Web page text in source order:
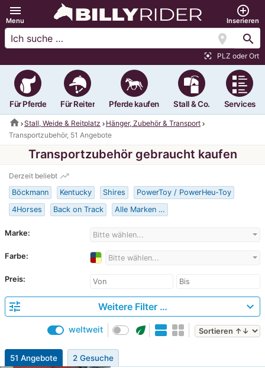
menu
Menu
add_circle_outline
Inserieren
location_on search
center_focus_strong PLZ oder Ort
Für Pferde Für Reiter Pferde kaufen Stall & Co. Services
home Stall, Weide & Reitplatz
Hänger, Zubehör & Transport
Transportzubehör, 51 Angebote
Transportzubehör gebraucht kaufen
Derzeit beliebt trending_up
Böckmann Kentucky Shires
PowerToy / PowerHeu-Toy
4Horses
Back on Track Alle Marken …
Marke: Bitte wählen...
Farbe: Bitte wählen...
Preis:
tune Weitere Filter … expand_more
weltweit eco
51 Angebote 2 Gesuche